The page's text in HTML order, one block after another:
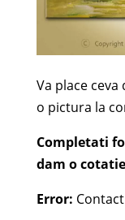
Va place
o pictura la
Completati
dam o
Error: